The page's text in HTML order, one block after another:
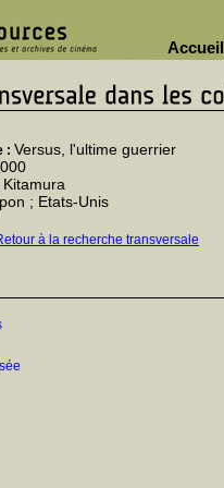
Accueil
: Versus, l'ultime guerrier
; Etats-Unis
à la recherche transversale